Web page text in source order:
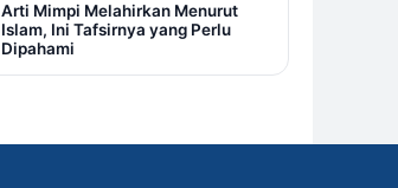
Arti Mimpi Melahirkan Menurut
Islam, Ini Tafsirnya yang Perlu
Dipahami